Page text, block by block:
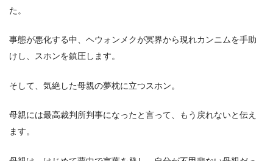
た。
事態が悪化する中、ヘウォンメクが冥界から現れカンニムを手助
けし、スホンを鎮圧します。
そして、気絶した母親の夢枕に立つスホン。
母親には最高裁判所判事になったと言って、もう戻れないと伝え
ます。